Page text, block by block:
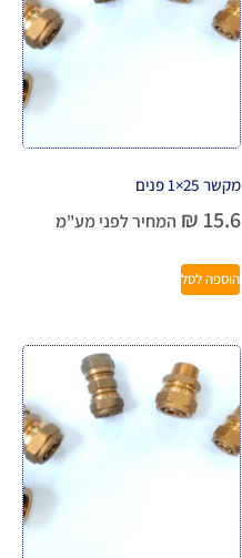
מקשר 25×1 פנים
₪ 15.6 המחיר לפני מע"מ
הוספה לסל